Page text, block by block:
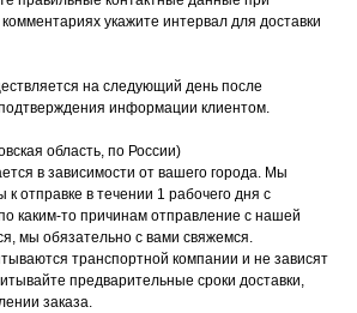
укажите интервал для доставки
на следующий день после
информации клиентом.
область, по России)
в зависимости от вашего города. Мы
к отправке в течении 1 рабочего дня с
каким-то причинам отправление с нашей
мы обязательно с вами свяжемся.
транспортной компании и не зависят
предварительные сроки доставки,
заказа.